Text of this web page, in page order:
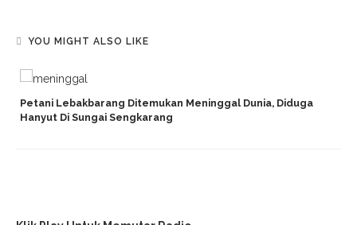
YOU MIGHT ALSO LIKE
Petani Lebakbarang Ditemukan Meninggal Dunia, Diduga
Hanyut Di Sungai Sengkarang